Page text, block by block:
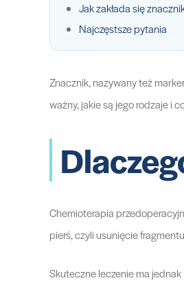
Jak zakłada się
Najczęstsze pytania
Znacznik, nazywany też
ważny, jakie są jego rodzaje i
Chemioterapia
pierś, czyli usunięcie
Skuteczne leczenie ma